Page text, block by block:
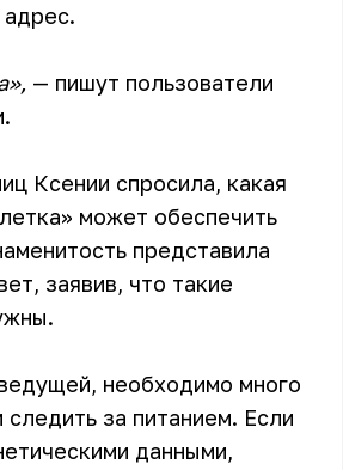
— пишут пользователи
Ксении спросила, какая
может обеспечить
представила
заявив, что такие
необходимо много
следить за питанием. Если
данными,